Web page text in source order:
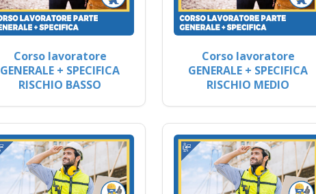
Corso lavoratore
GENERALE + SPECIFICA
RISCHIO BASSO
Corso lavoratore
GENERALE + SPECIFICA
RISCHIO MEDIO